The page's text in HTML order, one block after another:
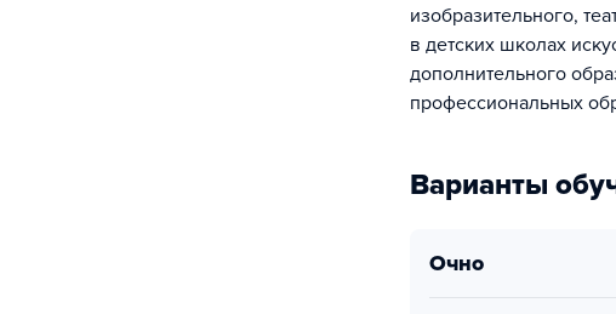
изобразительного,
в детских школах
дополнительного
профессиональных
Варианты
очно